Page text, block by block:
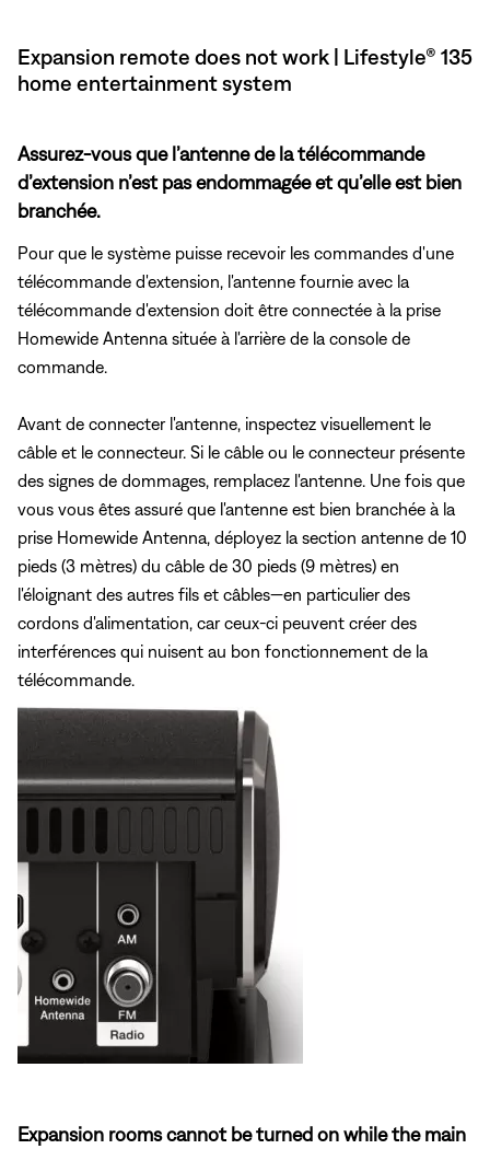
Expansion remote does not work | Lifestyle® 135
home entertainment system
Assurez-vous que l’antenne de la télécommande
d’extension n’est pas endommagée et qu’elle est bien
branchée.
Pour que le système puisse recevoir les commandes d'une
télécommande d'extension, l'antenne fournie avec la
télécommande d'extension doit être connectée à la prise
Homewide Antenna située à l'arrière de la console de
commande.
Avant de connecter l'antenne, inspectez visuellement le
câble et le connecteur. Si le câble ou le connecteur présente
des signes de dommages, remplacez l'antenne. Une fois que
vous vous êtes assuré que l'antenne est bien branchée à la
prise Homewide Antenna, déployez la section antenne de 10
pieds (3 mètres) du câble de 30 pieds (9 mètres) en
l'éloignant des autres fils et câbles—en particulier des
cordons d'alimentation, car ceux-ci peuvent créer des
interférences qui nuisent au bon fonctionnement de la
télécommande.
Expansion rooms cannot be turned on while the main